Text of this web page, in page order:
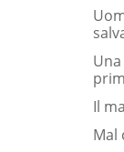
Il
Mal